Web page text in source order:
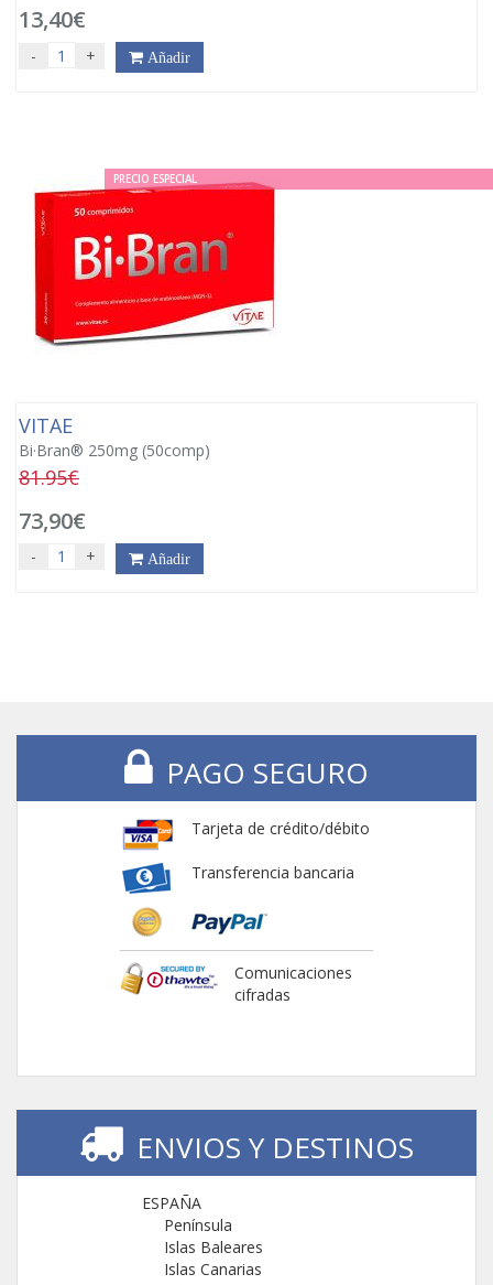
13,40€
- + Añadir
PRECIO ESPECIAL
VITAE
Bi·Bran® 250mg (50comp)
81.95€
73,90€
- + Añadir
PAGO SEGURO
Tarjeta de crédito/débito
Transferencia bancaria
Comunicaciones
cifradas
ENVIOS Y DESTINOS
ESPAÑA
Península
Islas Baleares
Islas Canarias